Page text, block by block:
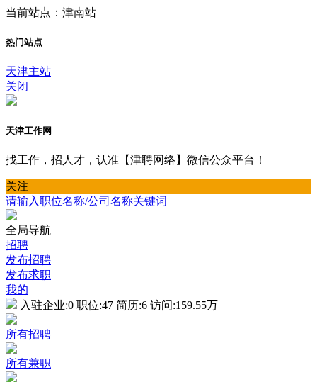
当前站点：津南站
热门站点
天津主站
关闭
天津工作网
找工作，招人才，认准【津聘网络】微信公众平台！
关注
请输入职位名称/公司名称关键词
全局导航
招聘
发布招聘
发布求职
我的
入驻企业:0 职位:47 简历:6 访问:159.55万
所有招聘
所有兼职